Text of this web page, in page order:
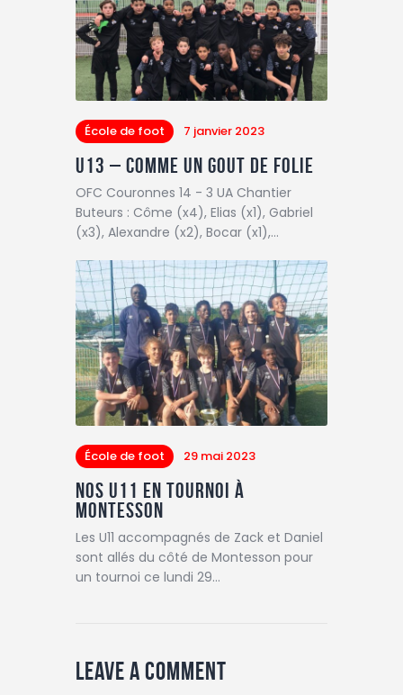
École de foot 7 janvier 2023
U13 – Comme un gout de folie
OFC Couronnes 14 - 3 UA Chantier
Buteurs : Côme (x4), Elias (x1), Gabriel
(x3), Alexandre (x2), Bocar (x1),…
École de foot 29 mai 2023
Nos U11 en tournoi à
Montesson
Les U11 accompagnés de Zack et Daniel
sont allés du côté de Montesson pour
un tournoi ce lundi 29…
Leave a comment